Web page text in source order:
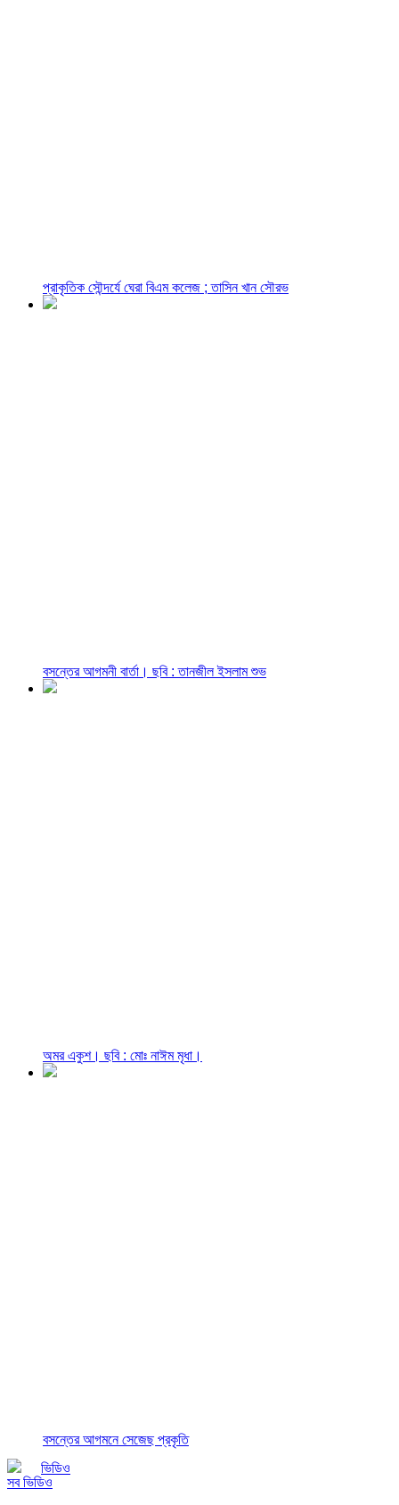
প্রাকৃতিক সৌন্দর্যে ঘেরা বিএম কলেজ ; তাসিন খান সৌরভ
বসন্তের আগমনী বার্তা। ছবি : তানজীল ইসলাম শুভ
অমর একুশ। ছবি : মোঃ নাঈম মৃধা।
বসন্তের আগমনে সেজেছ প্রকৃতি
ভিডিও
সব ভিডিও